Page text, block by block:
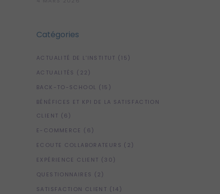
Catégories
ACTUALITÉ DE L'INSTITUT (15)
ACTUALITÉS (22)
BACK-TO-SCHOOL (15)
BÉNÉFICES ET KPI DE LA SATISFACTION
CLIENT (6)
E-COMMERCE (6)
ECOUTE COLLABORATEURS (2)
EXPÉRIENCE CLIENT (30)
QUESTIONNAIRES (2)
SATISFACTION CLIENT (14)